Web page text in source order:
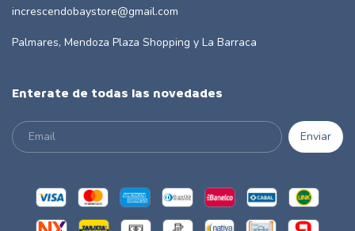
increscendobaystore@gmail.com
Palmares, Mendoza Plaza Shopping y La Barraca
Enterate de todas las novedades